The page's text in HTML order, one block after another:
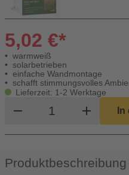
5,02 €*
warmweiß
solarbetrieben
einfache Wandmontage
schafft stimmungsvolles
Lieferzeit: 1-2 Werktage
remove Produktadd
Produktbeschreibung